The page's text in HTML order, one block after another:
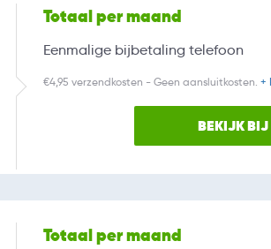
Totaal per maand
Eenmalige bijbetaling telefoon
€4,95 verzendkosten - Geen aansluitkosten. +
BEKIJK BIJ
Totaal per maand